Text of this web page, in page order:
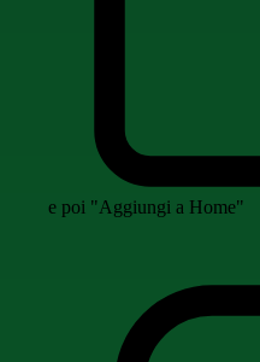
e poi "Aggiungi a Home"